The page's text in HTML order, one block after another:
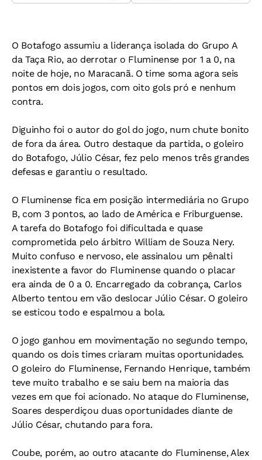
O Botafogo assumiu a liderança isolada do Grupo A
da Taça Rio, ao derrotar o Fluminense por 1 a 0, na
noite de hoje, no Maracanã. O time soma agora seis
pontos em dois jogos, com oito gols pró e nenhum
contra.
Diguinho foi o autor do gol do jogo, num chute bonito
de fora da área. Outro destaque da partida, o goleiro
do Botafogo, Júlio César, fez pelo menos três grandes
defesas e garantiu o resultado.
O Fluminense fica em posição intermediária no Grupo
B, com 3 pontos, ao lado de América e Friburguense.
A tarefa do Botafogo foi dificultada e quase
comprometida pelo árbitro William de Souza Nery.
Muito confuso e nervoso, ele assinalou um pênalti
inexistente a favor do Fluminense quando o placar
era ainda de 0 a 0. Encarregado da cobrança, Carlos
Alberto tentou em vão deslocar Júlio César. O goleiro
se esticou todo e espalmou a bola.
O jogo ganhou em movimentação no segundo tempo,
quando os dois times criaram muitas oportunidades.
O goleiro do Fluminense, Fernando Henrique, também
teve muito trabalho e se saiu bem na maioria das
vezes em que foi acionado. No ataque do Fluminense,
Soares desperdiçou duas oportunidades diante de
Júlio César, chutando para fora.
Coube, porém, ao outro atacante do Fluminense, Alex